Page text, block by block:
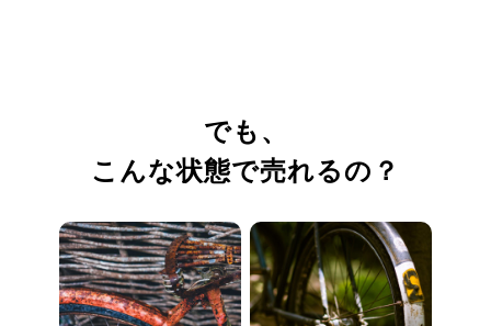
でも、
こんな状態で売れるの？